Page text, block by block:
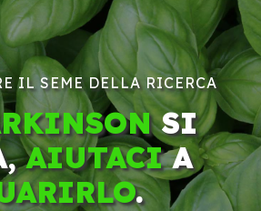
IL SEME DELLA RICERCA
SI
AIUTACIA
.